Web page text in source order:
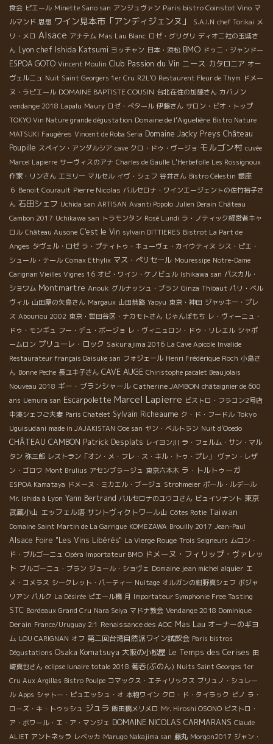
食会 ピエール Minette Sano san アンジュヴァン Paris bistro Coinstot Vino マ
ルマンド 思想 ワイン見本市「アンディジェンヌ」 S.A.I.N chef Torikai メ
リ・メロ Alsace アナテム Mas Lau Blanc ロゼ・グリグリ ディオニ社の玉城さ
ん Lyon chef Ishida Katsumi ヨッチャン 日本・浜松 BMO ドゥニ・ジャンドー
ESPOA GOTO Vincent Moulin Club Passion du Vin ニース カタロニア オー
ヴェルニュ Nuit Saint Georgers 1er Cru R2L'O Restaurent Fleur de Thym ドメー
ヌ・ラピエール DOMAINE BAPTISTE COUSIN 台北在住の加藤さん カバノン
vendange 2018 Lapalu Maury ロゼ・ぺタール 伊藤さん サロン・ビオ・トップ
TOKYO Vin Nature grande dégustation Domaine de l’Aiguelière Bistro Nature
MATSUKI Faugères Vincent de Roba Seria Domaine Jacky Preys Château
Poupille スペイン・アンダルシア cave クロ・ドゥ・ヴージョ モルゴン村 cuvée
Marcel Lapierre サーヴィスのアナ Charles de Gaulle L'Herbefolle Les Rossignoux
作家・リンさん エミリー マルセル イヴ・シェフ 谷井さん Bistro Célestin 銀座
６ Benoit Courault Pierre Nicolas バルセロナ・ワインエージェントの佐竹裕子さ
ん 石田シェフ Uchida san ARTISAN Avanti Popolo Julien Derain Château
Cambon 2017 Uchikawa san トラモンタン Rosé Lundi ラ・ノティック経営者キャ
ロル Château Ausone C'est le Vin sylvain DITTIERES Bistrot La Part de
Anges タヴェル・ロゼ ラ・プティトゥ・キューヴェ・カイウティヌ シス・ピエ・
シュール・テール Comax Ethylix マス・ぺリセール Mouressipe Notre-Dame
Carignan Vieilles Vignes 16 オビ・ワイン・ケノビュル Ishikawa san パスカル・
ショワム Montmartre Anouk グルナッシュ・ブラン Ginza Thibaut パリ・ベル
ヴィル 山田屋の矢島さん Margaux 山田恭路 Yaoyu 東京・神田 ジャッキー・プレ
ス Abouriou 2002 東京・世田谷区・ナカモトさん じゃんぼもち レ・ヴィーニュ・
ドゥ・モンギュ フー・デュ・ボージョ レ・ヴィニュロン・ドゥ・リレエル シャポ
ームロン プリューレ・ロック Sakurajima 2016 La Cave Apicole Invalide
Restaurateur français Daisuke san フォジェール Henri Frédérique Roch 小島さ
ん Bonne Peche 長ユキ子さん CAVE AUGE Chiristophe pacalet Beaujolais
Nouveau 2018 ギー・ブランシャール Catherine JAMBON châtaignier de 600
ans Uemura san Escarpolette Marcel Lapierre ビストロ・フラコン2号店
中湊シェフご夫妻 Paris Chatelet Sylvain Richeaume ク・ド・フードル Tokyo
Uguisudani made in JAJAKISTAN Ooe san ヤン・ベルトラン Nuit d'Ooedo
CHÂTEAU CAMBON Patrick Desplats レイヨン川 ラ・フェルム・サン・マル
タン 弥三郎 レストラン「オン・メ・フレ・ス・キル・トゥ・プレ」
ヴァン・レザ
ン・ゴロワ Mont Brulius アセンブラージュ 東京六本木 ラ・トルトゥーガ
ESPOA Kamataya ドメーヌ・ミカエル・ブージュ Strohmeier ポール・ルデール
Mr. Ishida à Lyon Yann Bertrand バルセロナのユウコさん ビュイソナント 東京
武蔵小山 エッフェル塔 サントヴィクトワール山 Côtes Rotie Taiwan
Domaine Saint Martin de La Garrigue KOMEZAWA Brouilly 2017 Jean-Paul
Alsace Foire "Les Vins Libérés" La Vierge Rouge Trois Seigneurs ムロン・
ド・ブルゴーニュ Opéra Importateur BMO ドメーヌ・フィリップ・ヴァレッ
ト ブルゴーニュ・ブラン ジュール・ショヴェ Domaine jean michel alquier エ
メ・コメラス シークレット・パーティー Nuitage オルガンの紺野真シェフ ボジャ
リアン パルク La Désirée ピエール橋 月 Importateur Symphonie Free Tasting
STC Bordeaux Grand Cru Nara Seiya マドナ教会 Vendange 2018 Dominique
Derain France/Uruguay 2:1 Renaissance des AOC Mas Lau オーナーのギヨ
ム LOU CARIGNAN オフ 第二回台湾自然派ワイン試飲会 Paris bistros
Dégustations Osaka Komatsuya 大阪の小松屋 Le Temps des Cerises 田
崎真也さん eclipse lunaire totale 2018 葡呑(ぶのん) Nuits Saint Georges 1er
Cru Aux Argillas Bistro Poulpe コマックス・エティリックス ブリュノ・シュレー
ル Apps シャトー・ピュエッシュ・オ 本物ワイン クロ・ド・タイラック ピノ ラ・
ローズ・キ・トゥッシュ ジュラ 飯田橋メリメロ Mr. Hiroshi OSONO ビストロ・
ア・ボワール・エ・ア・マンジェ DOMAINE NICOLAS CARMARANS Claude
ALIET アントネッラ レベッカ Marugo Nakajima san 藤丸 Morgon2017 ジャン・